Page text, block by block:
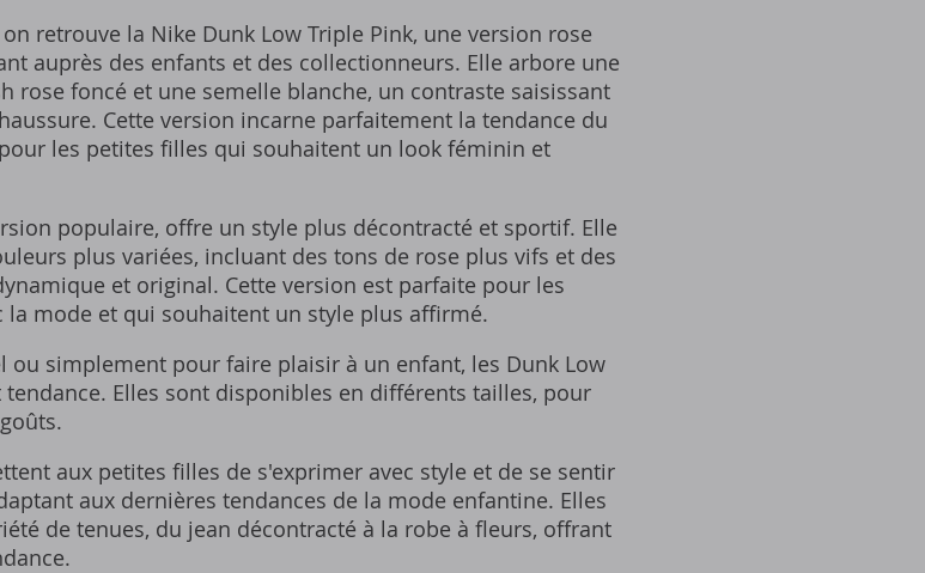
retrouve la Nike Dunk Low Triple Pink, une version rose
auprès des enfants et des collectionneurs. Elle arbore une
rose foncé et une semelle blanche, un contraste saisissant
Cette version incarne parfaitement la tendance du
les petites filles qui souhaitent un look féminin et
populaire, offre un style plus décontracté et sportif. Elle
plus variées, incluant des tons de rose plus vifs et des
et original. Cette version est parfaite pour les
mode et qui souhaitent un style plus affirmé.
ou simplement pour faire plaisir à un enfant, les Dunk Low
Elles sont disponibles en différents tailles, pour
aux petites filles de s'exprimer avec style et de se sentir
aux dernières tendances de la mode enfantine. Elles
de tenues, du jean décontracté à la robe à fleurs, offrant